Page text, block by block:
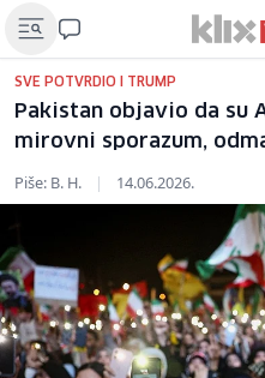
SVE POTVRDIO I TRUMP
Pakistan objavio da su
mirovni sporazum,
Piše: B. H. | 14.06.2026.